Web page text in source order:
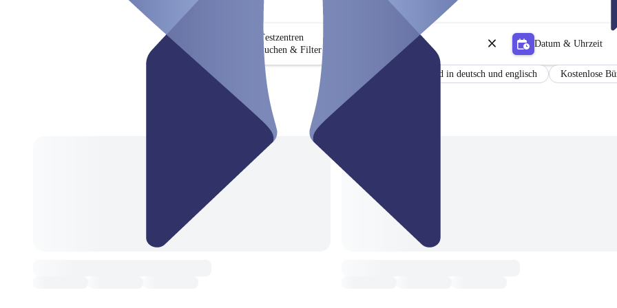
Testzentren
Suchen & Filter
Datum & Uhrzeit
Zertifikat Befund in deutsch und englisch Kostenlose